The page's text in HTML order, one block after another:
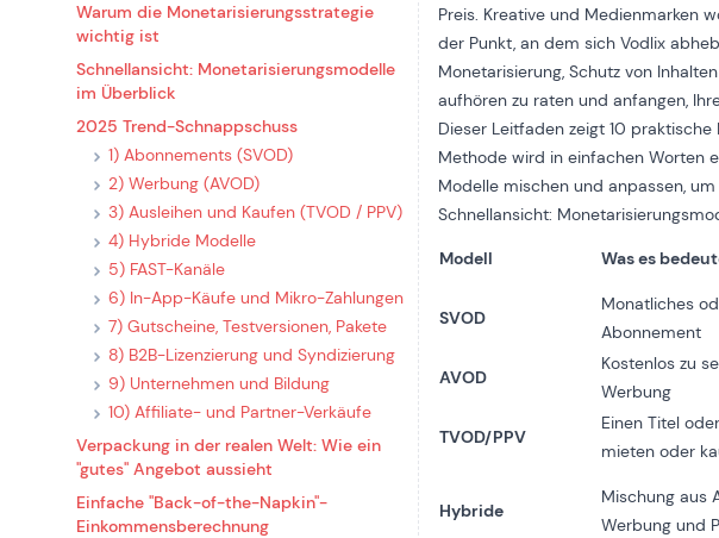
Warum die Monetarisierungsstrategie
wichtig ist
Schnellansicht: Monetarisierungsmodelle
im Überblick
2025 Trend-Schnappschuss
1) Abonnements (SVOD)
2) Werbung (AVOD)
3) Ausleihen und Kaufen (TVOD / PPV)
4) Hybride Modelle
5) FAST-Kanäle
6) In-App-Käufe und Mikro-Zahlungen
7) Gutscheine, Testversionen, Pakete
8) B2B-Lizenzierung und Syndizierung
9) Unternehmen und Bildung
10) Affiliate- und Partner-Verkäufe
Verpackung in der realen Welt: Wie ein
"gutes" Angebot aussieht
Einfache "Back-of-the-Napkin"-
Einkommensberechnung
Preis. Kreative und Medienmarken
der Punkt, an dem sich Vodlix
Monetarisierung,Schutz von
aufhören zu raten und anfangen,
Dieser Leitfaden zeigt 10
Methode wird in einfachen Worten
Modelle mischen und anpassen,
Schnellansicht:
Modell Was es
SVOD
Monatliches
Abonnement
AVOD
Kostenlos zu
Werbung
TVOD/PPV
Einen Titel
mieten oder
Hybride
Mischung aus
Werbung und